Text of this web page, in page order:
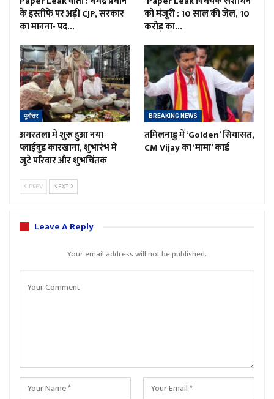
के इस्तीफे पर अड़ी CJP, सरकार
का मानना- पद…
को मंजूरी : 10 साल की जेल, 10
करोड़ का…
पूर्वोत्तर
अगरतला में शुरू हुआ नया
प्लाईवुड कारखाना, शुभारंभ में
जुटे परिवार और शुभचिंतक
BREAKING NEWS
तमिलनाडु में ‘Golden’ सियासत,
CM Vijay का ‘मामा’ कार्ड
PREV NEXT
Leave A Reply
Your email address will not be published.